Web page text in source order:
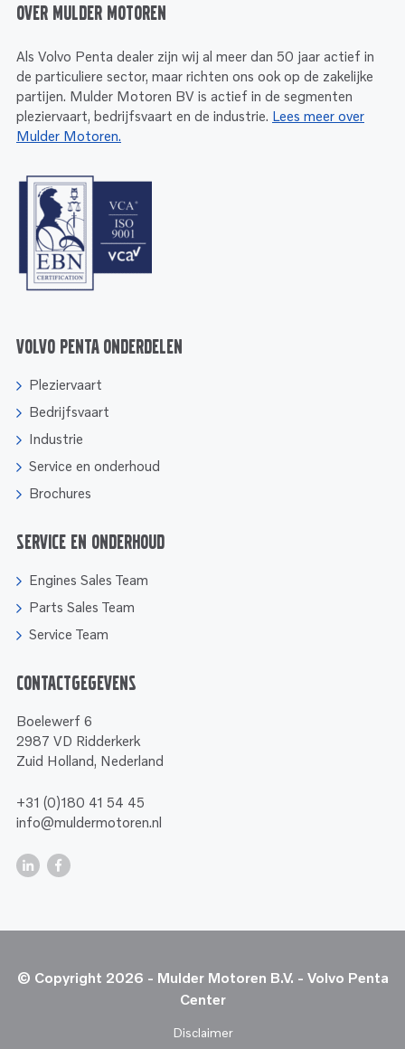
Over Mulder Motoren
Als Volvo Penta dealer zijn wij al meer dan 50 jaar actief in
de particuliere sector, maar richten ons ook op de zakelijke
partijen. Mulder Motoren BV is actief in de segmenten
pleziervaart, bedrijfsvaart en de industrie. Lees meer over
Mulder Motoren.
Volvo Penta onderdelen
Pleziervaart
Bedrijfsvaart
Industrie
Service en onderhoud
Brochures
Service en onderhoud
Engines Sales Team
Parts Sales Team
Service Team
Contactgegevens
Boelewerf 6
2987 VD Ridderkerk
Zuid Holland, Nederland
+31 (0)180 41 54 45
info@muldermotoren.nl
© Copyright 2026 - Mulder Motoren B.V. - Volvo Penta
Center
Disclaimer